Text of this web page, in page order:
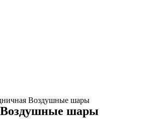
Воздушные шары
Воздушные шары